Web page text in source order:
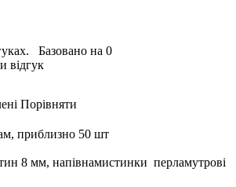
Базовано на 0
відгук
Порівняти
приблизно 50 шт
8 мм, напівнамистинки перламутрові